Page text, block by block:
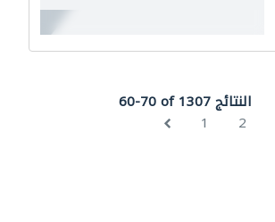
60-70 of 1307 النتائج
1
2